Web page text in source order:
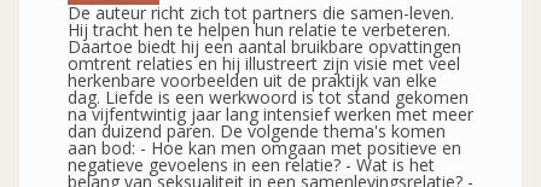
De auteur richt zich tot partners die samen-leven.
Hij tracht hen te helpen hun relatie te verbeteren.
Daartoe biedt hij een aantal bruikbare opvattingen
omtrent relaties en hij illustreert zijn visie met veel
herkenbare voorbeelden uit de praktijk van elke
dag. Liefde is een werkwoord is tot stand gekomen
na vijfentwintig jaar lang intensief werken met meer
dan duizend paren. De volgende thema's komen
aan bod: - Hoe kan men omgaan met positieve en
negatieve gevoelens in een relatie? - Wat is het
belang van seksualiteit in een samenlevingsrelatie? -